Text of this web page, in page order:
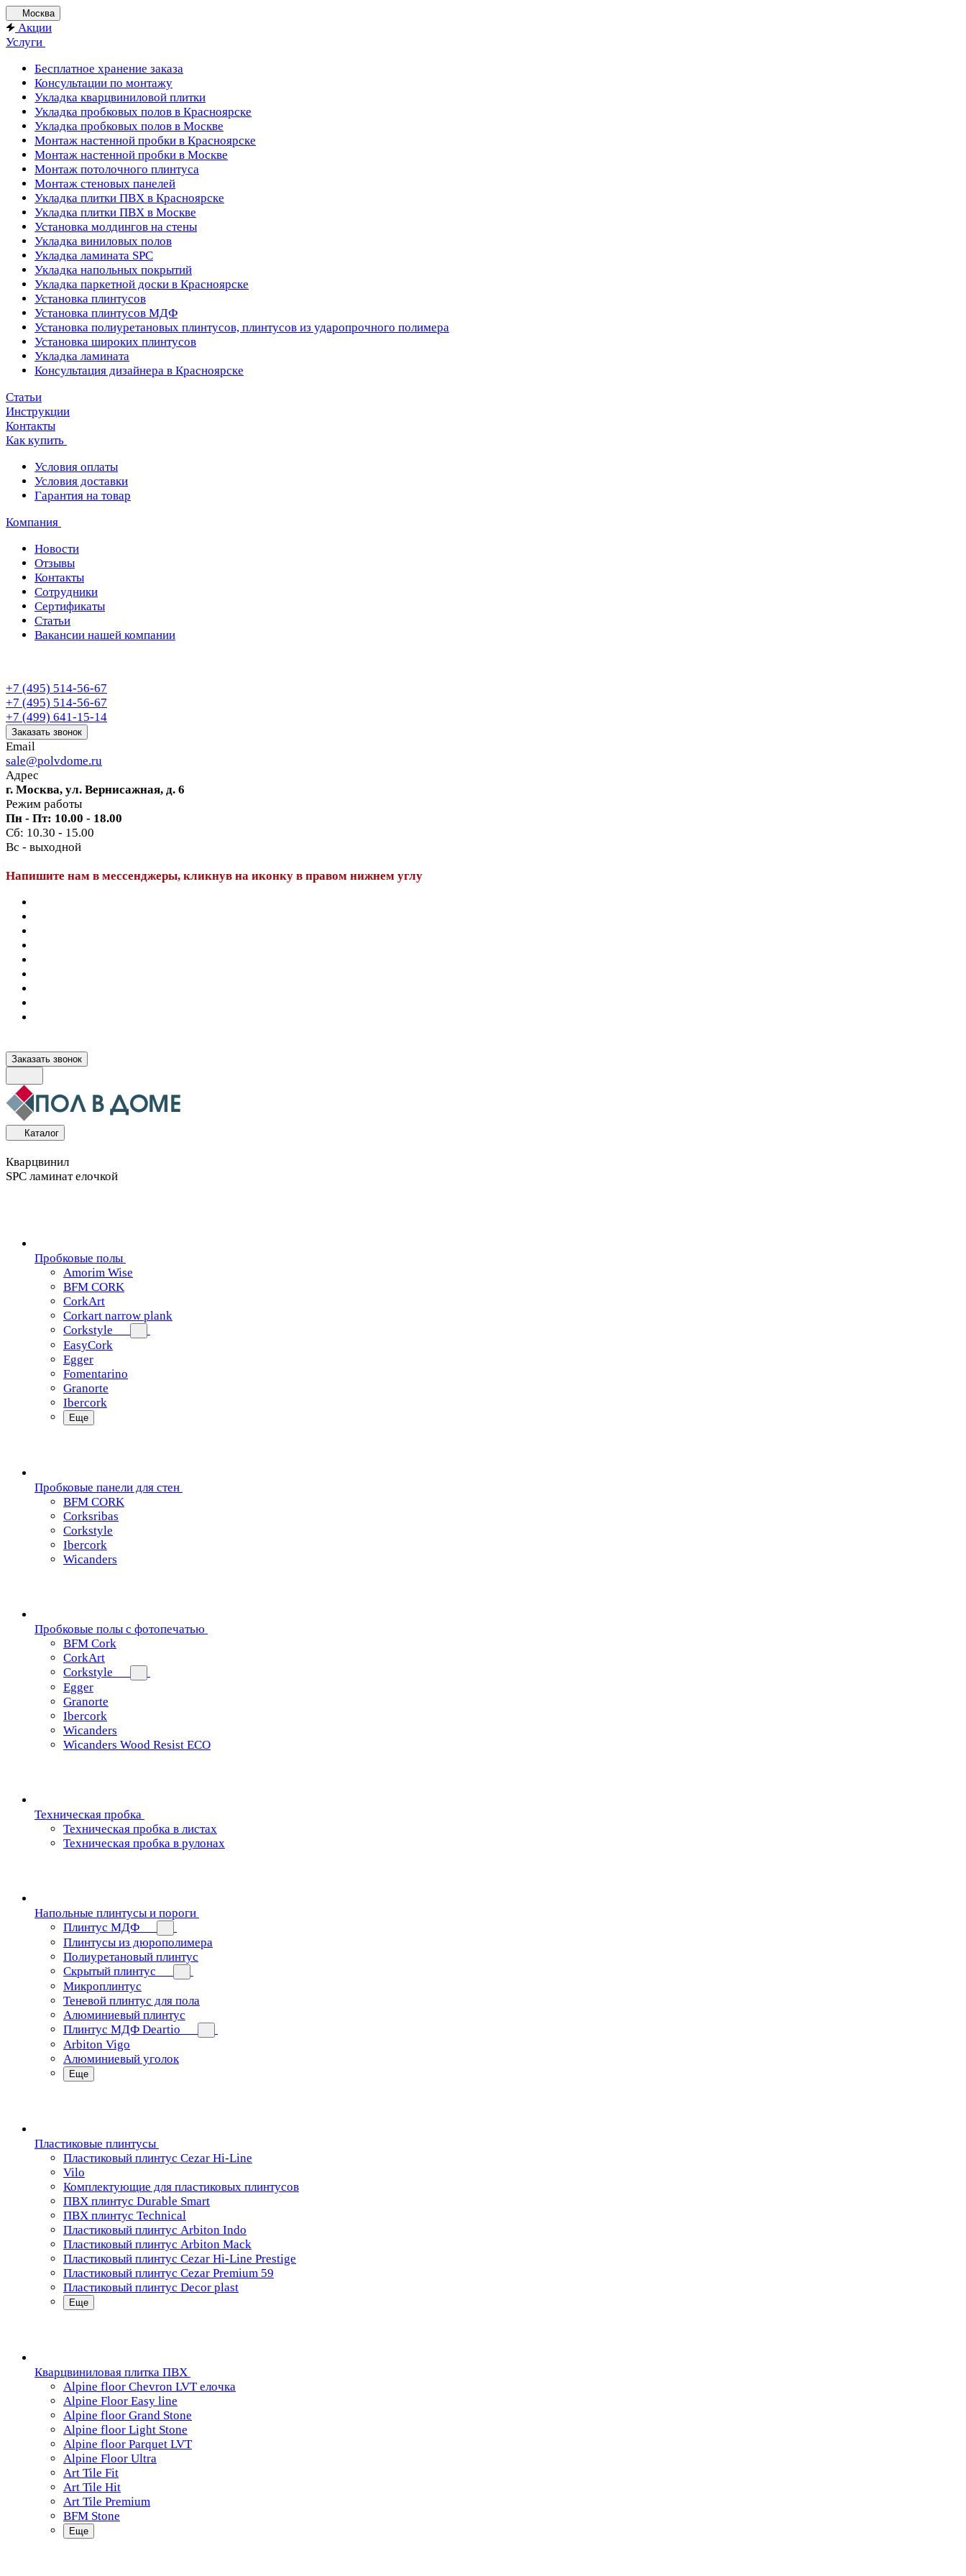
Москва
Акции
Услуги
Бесплатное хранение заказа
Консультации по монтажу
Укладка кварцвиниловой плитки
Укладка пробковых полов в Красноярске
Укладка пробковых полов в Москве
Монтаж настенной пробки в Красноярске
Монтаж настенной пробки в Москве
Монтаж потолочного плинтуса
Монтаж стеновых панелей
Укладка плитки ПВХ в Красноярске
Укладка плитки ПВХ в Москве
Установка молдингов на стены
Укладка виниловых полов
Укладка ламината SPC
Укладка напольных покрытий
Укладка паркетной доски в Красноярске
Установка плинтусов
Установка плинтусов МДФ
Установка полиуретановых плинтусов, плинтусов из ударопрочного полимера
Установка широких плинтусов
Укладка ламината
Консультация дизайнера в Красноярске
Статьи
Инструкции
Контакты
Как купить
Условия оплаты
Условия доставки
Гарантия на товар
Компания
Новости
Отзывы
Контакты
Сотрудники
Сертификаты
Статьи
Вакансии нашей компании
+7 (495) 514-56-67
+7 (495) 514-56-67
+7 (499) 641-15-14
Заказать звонок
Email
sale@polvdome.ru
Адрес
г. Москва, ул. Вернисажная, д. 6
Режим работы
Пн - Пт: 10.00 - 18.00
Сб: 10.30 - 15.00
Вс - выходной
Напишите нам в мессенджеры, кликнув на иконку в правом нижнем углу
Заказать звонок
Каталог
Кварцвинил
SPC ламинат елочкой
Пробковые полы
Amorim Wise
BFM CORK
CorkArt
Corkart narrow plank
Corkstyle
EasyCork
Egger
Fomentarino
Granorte
Ibercork
Еще
Пробковые панели для стен
BFM CORK
Corksribas
Corkstyle
Ibercork
Wicanders
Пробковые полы с фотопечатью
BFM Cork
CorkArt
Corkstyle
Egger
Granorte
Ibercork
Wicanders
Wicanders Wood Resist ECO
Техническая пробка
Техническая пробка в листах
Техническая пробка в рулонах
Напольные плинтусы и пороги
Плинтус МДФ
Плинтусы из дюрополимера
Полиуретановый плинтус
Скрытый плинтус
Микроплинтус
Теневой плинтус для пола
Алюминиевый плинтус
Плинтус МДФ Deartio
Arbiton Vigo
Алюминиевый уголок
Еще
Пластиковые плинтусы
Пластиковый плинтус Cezar Hi-Line
Vilo
Комплектующие для пластиковых плинтусов
ПВХ плинтус Durable Smart
ПВХ плинтус Technical
Пластиковый плинтус Arbiton Indo
Пластиковый плинтус Arbiton Mack
Пластиковый плинтус Cezar Hi-Line Prestige
Пластиковый плинтус Cezar Premium 59
Пластиковый плинтус Decor plast
Еще
Кварцвиниловая плитка ПВХ
Alpine floor Chevron LVT елочка
Alpine Floor Easy line
Alpine floor Grand Stone
Alpine floor Light Stone
Alpine floor Parquet LVT
Alpine Floor Ultra
Art Tile Fit
Art Tile Hit
Art Tile Premium
BFM Stone
Еще